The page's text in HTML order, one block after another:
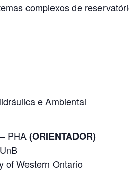
complexos de
e Ambiental
PHA(ORIENTADOR)
of Western Ontario